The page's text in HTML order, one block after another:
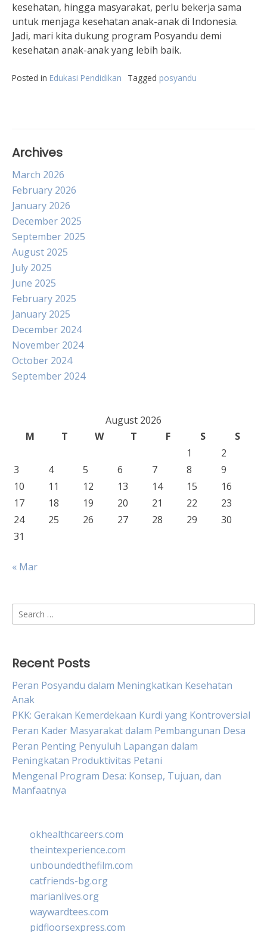
kesehatan, hingga masyarakat, perlu bekerja sama
untuk menjaga kesehatan anak-anak di Indonesia.
Jadi, mari kita dukung program Posyandu demi
kesehatan anak-anak yang lebih baik.
Posted in Edukasi Pendidikan Tagged posyandu
Archives
March 2026
February 2026
January 2026
December 2025
September 2025
August 2025
July 2025
June 2025
February 2025
January 2025
December 2024
November 2024
October 2024
September 2024
August 2026
M
T W T F S
S
1
2
3
4 5 6 7 8
9
10
11 12 13 14 15
16
17
18 19 20 21 22
23
24
25 26 27 28 29
30
31
« Mar
Search
for:
Recent Posts
Peran Posyandu dalam Meningkatkan Kesehatan
Anak
PKK: Gerakan Kemerdekaan Kurdi yang Kontroversial
Peran Kader Masyarakat dalam Pembangunan Desa
Peran Penting Penyuluh Lapangan dalam
Peningkatan Produktivitas Petani
Mengenal Program Desa: Konsep, Tujuan, dan
Manfaatnya
okhealthcareers.com
theintexperience.com
unboundedthefilm.com
catfriends-bg.org
marianlives.org
waywardtees.com
pidfloorsexpress.com